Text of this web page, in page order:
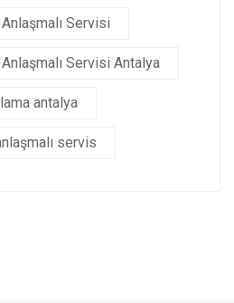
Servisi
Servisi Antalya
antalya
servis